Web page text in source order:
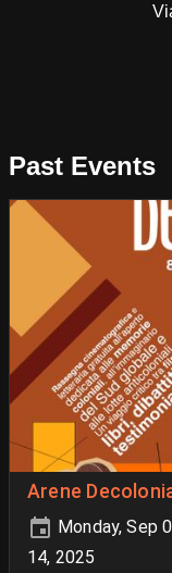
Past Events
Arene
Monday, Sep
14, 2025